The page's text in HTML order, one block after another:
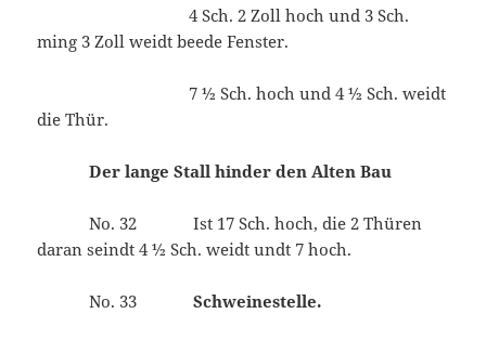
4 Sch. 2 Zoll hoch und 3 Sch.
ming 3 Zoll weidt beede Fenster.
7 ½ Sch. hoch und 4 ½ Sch. weidt
die Thür.
Der lange Stall hinder den Alten Bau
No. 32 Ist 17 Sch. hoch, die 2 Thüren
daran seindt 4 ½ Sch. weidt undt 7 hoch.
No. 33Schweinestelle.